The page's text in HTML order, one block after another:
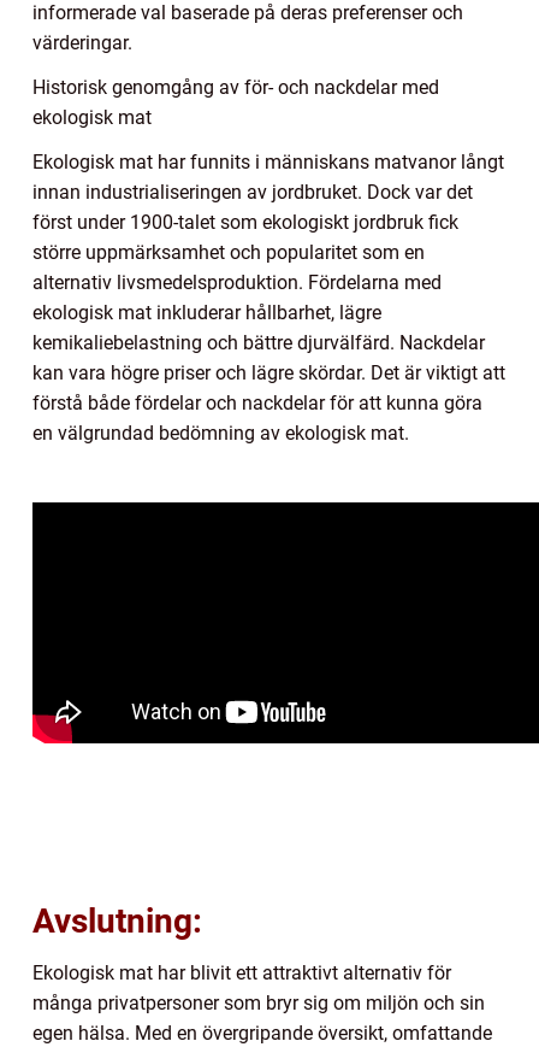
informerade val baserade på deras preferenser och
värderingar.
Historisk genomgång av för- och nackdelar med
ekologisk mat
Ekologisk mat har funnits i människans matvanor långt
innan industrialiseringen av jordbruket. Dock var det
först under 1900-talet som ekologiskt jordbruk fick
större uppmärksamhet och popularitet som en
alternativ livsmedelsproduktion. Fördelarna med
ekologisk mat inkluderar hållbarhet, lägre
kemikaliebelastning och bättre djurvälfärd. Nackdelar
kan vara högre priser och lägre skördar. Det är viktigt att
förstå både fördelar och nackdelar för att kunna göra
en välgrundad bedömning av ekologisk mat.
Avslutning:
Ekologisk mat har blivit ett attraktivt alternativ för
många privatpersoner som bryr sig om miljön och sin
egen hälsa. Med en övergripande översikt, omfattande